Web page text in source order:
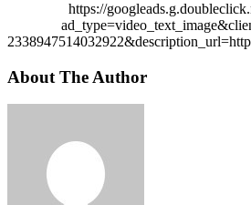
https://
About The Author